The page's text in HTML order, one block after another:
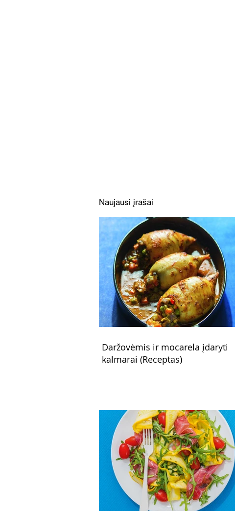
Naujausi įrašai
Daržovėmis ir mocarela įdaryti
kalmarai (Receptas)